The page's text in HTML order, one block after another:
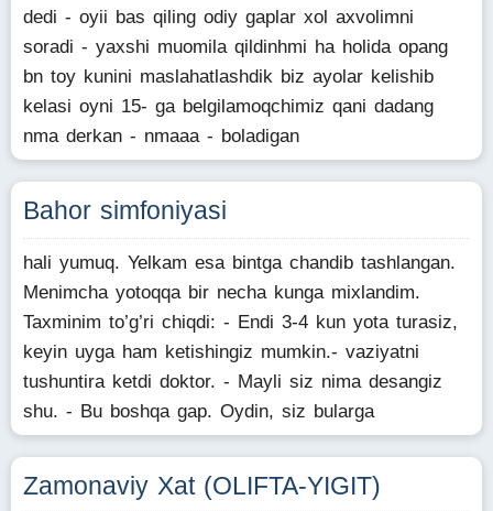
dedi - oyii bas qiling odiy gaplar xol axvolimni
soradi - yaxshi muomila qildinhmi ha holida opang
bn toy kunini maslahatlashdik biz ayolar kelishib
kelasi oyni 15- ga belgilamoqchimiz qani dadang
nma derkan - nmaaa - boladigan
Bahor simfoniyasi
hali yumuq. Yelkam esa bintga chandib tashlangan.
Menimcha yotoqqa bir necha kunga mixlandim.
Taxminim to’g’ri chiqdi: - Endi 3-4 kun yota turasiz,
keyin uyga ham ketishingiz mumkin.- vaziyatni
tushuntira ketdi doktor. - Mayli siz nima desangiz
shu. - Bu boshqa gap. Oydin, siz bularga
Zamonaviy Xat (OLIFTA-YIGIT)